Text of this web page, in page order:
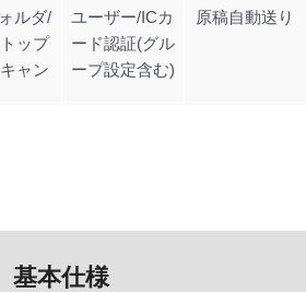
ルダ/
ップ
ャン
ユーザー/ICカ
ード認証(グル
ープ設定含む)
原稿自動送り
基本仕様